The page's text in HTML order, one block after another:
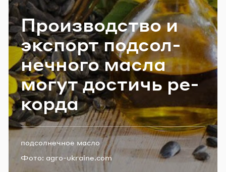
Про­из­вод­ство и
экс­порт под­сол­
неч­но­го масла
могут до­стичь ре­
кор­да
Теги:
подсолнечное масло
Фото: agro-ukraine.com
Email
Пароль
Забыли пароль?
ВОЙТИ